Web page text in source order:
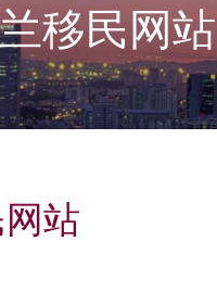
移民网站
站